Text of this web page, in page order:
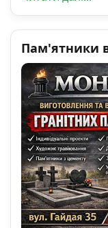
Пам'ятники